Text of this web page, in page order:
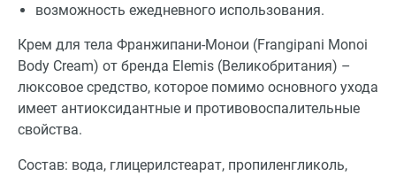
возможность ежедневного использования.
Крем для тела Франжипани-Монои (Frangipani Monoi
Body Cream) от бренда Elemis (Великобритания) –
люксовое средство, которое помимо основного ухода
имеет антиоксидантные и противовоспалительные
свойства.
Состав: вода, глицерилстеарат, пропиленгликоль,